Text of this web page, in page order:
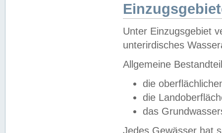
Unter Einzugsgebiet
unterirdisches
Allgemeine
die
die
das
Jedes Gewässer hat